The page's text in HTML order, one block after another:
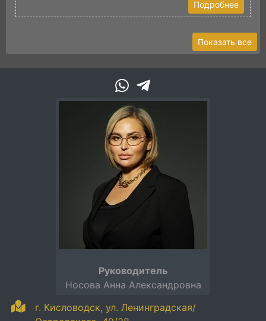
Подробнее
Показать все
г. Кисловодск, ул. Ленинградская/
Руководитель
Носова Анна Александровна